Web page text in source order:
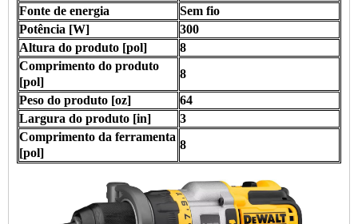
Fonte de energia
Sem fio
Potência [W]
300
Altura do produto [pol]
8
Comprimento do produto
[pol]
8
Peso do produto [oz]
64
Largura do produto [in]
3
Comprimento da ferramenta
[pol]
8